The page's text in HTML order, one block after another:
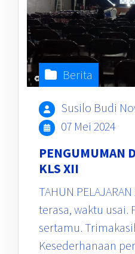
Berita
Susilo Budi
07 Mei 2024
PENGUMUMAN
KLS XII
TAHUN
terasa, waktu usai.
sertamu.
Kesederhanaan